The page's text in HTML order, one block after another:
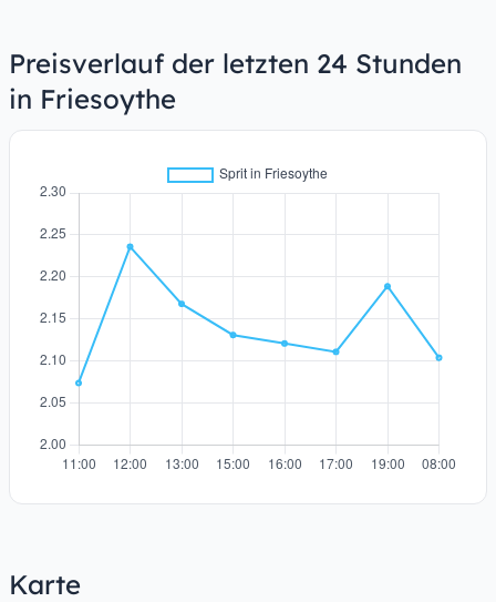
Preisverlauf der letzten 24 Stunden
in Friesoythe
Karte